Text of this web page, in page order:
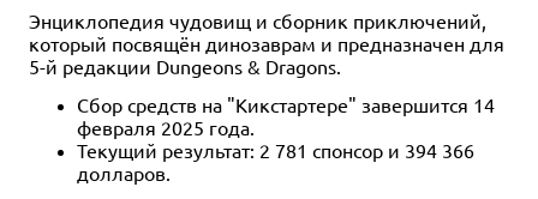
Энциклопедия чудовищ и сборник приключений,
который посвящён динозаврам и предназначен для
5-й редакции Dungeons & Dragons.
Сбор средств на "Кикстартере" завершится 14
февраля 2025 года.
Текущий результат: 2 781 спонсор и 394 366
долларов.